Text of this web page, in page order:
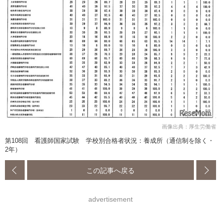
画像出典：厚生労働省
第108回 看護師国家試験 学校別合格者状況：養成所（通信制を除く・
2年）
この記事へ戻る
advertisement